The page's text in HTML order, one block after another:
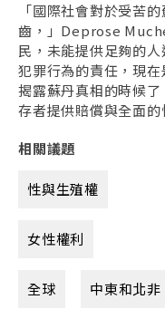
「國際社會對於受苦
齒，」Deprose
民，未能提供足夠的
犯罪行為的責任，現
揭露蘇丹真相的時候
存者提供賠償與全面的
相關議題
性與生殖權
女性權利
全球 中東和北非